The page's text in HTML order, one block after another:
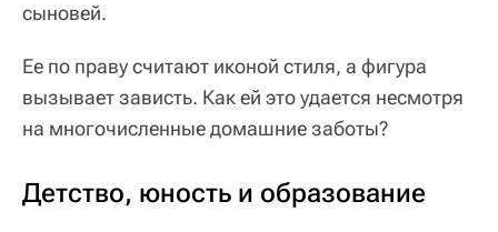
сыновей.
Ее по праву считают иконой стиля, а фигура
вызывает зависть. Как ей это удается несмотря
на многочисленные домашние заботы?
Детство, юность и образование